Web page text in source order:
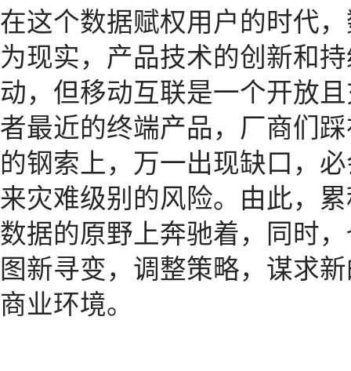
在这个数据赋权用户的时代
为现实，产品技术的创新和
动，但移动互联是一个开放
者最近的终端产品，厂商们踩
的钢索上，万一出现缺口，
来灾难级别的风险。由此，
数据的原野上奔驰着，同时
图新寻变，调整策略，谋求
商业环境。